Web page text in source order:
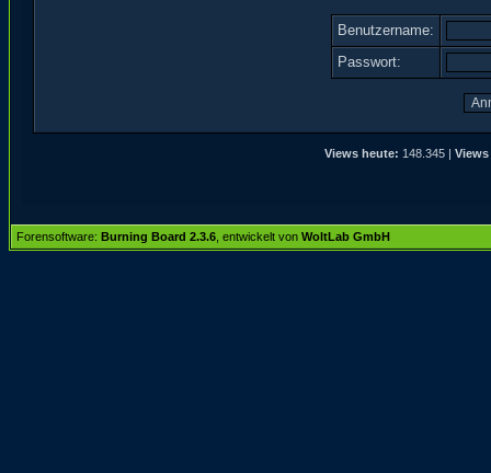
Benutzername:
Passwort:
Views heute: 148.345 |
Forensoftware: Burning Board 2.3.6 , entwickelt von WoltLab GmbH